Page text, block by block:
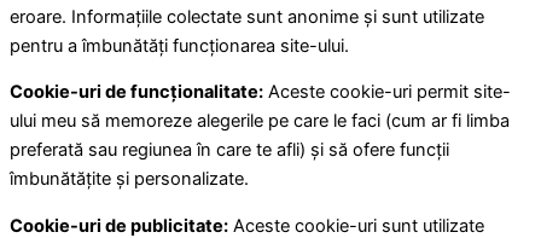
eroare. Informațiile colectate sunt anonime și sunt utilizate
pentru a îmbunătăți funcționarea site-ului.
Cookie-uri de funcționalitate: Aceste cookie-uri permit site-
ului meu să memoreze alegerile pe care le faci (cum ar fi limba
preferată sau regiunea în care te afli) și să ofere funcții
îmbunătățite și personalizate.
Cookie-uri de publicitate: Aceste cookie-uri sunt utilizate